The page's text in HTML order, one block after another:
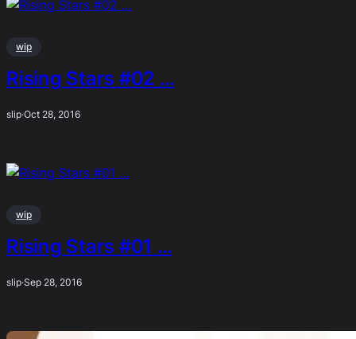
wip
Rising Stars #02 …
slip·Oct 28, 2016
wip
Rising Stars #01 …
slip·Sep 28, 2016